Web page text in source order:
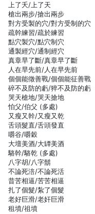
上了夭/上了天
槍出兩步/搶出兩步
對方受製的穴/對方受制的穴
疏幹練習/疏於練習
點穴製穴/點穴制穴
通製經穴/通制經穴
真章旱了斷/真章早了斷
人在旱先前/人在早先前
個個能徵善戰/個個能征善戰
碎不及防的虧/猝不及防的虧
哭天槍地/哭天搶地
怕父/伯父 (多處)
又瘦又幹/又瘦又乾
舌頭髮直/舌頭發直
嚼谷/嚼穀
大壇美酒/大罈美酒
駱幹/駱乾 (多處)
八字胡/八字鬍
不論死涪/不論死活
昔苦相逼/苦苦相逼
扎了個髮/紮了個髮
老好巨滑/老奸巨滑
租墳/祖墳